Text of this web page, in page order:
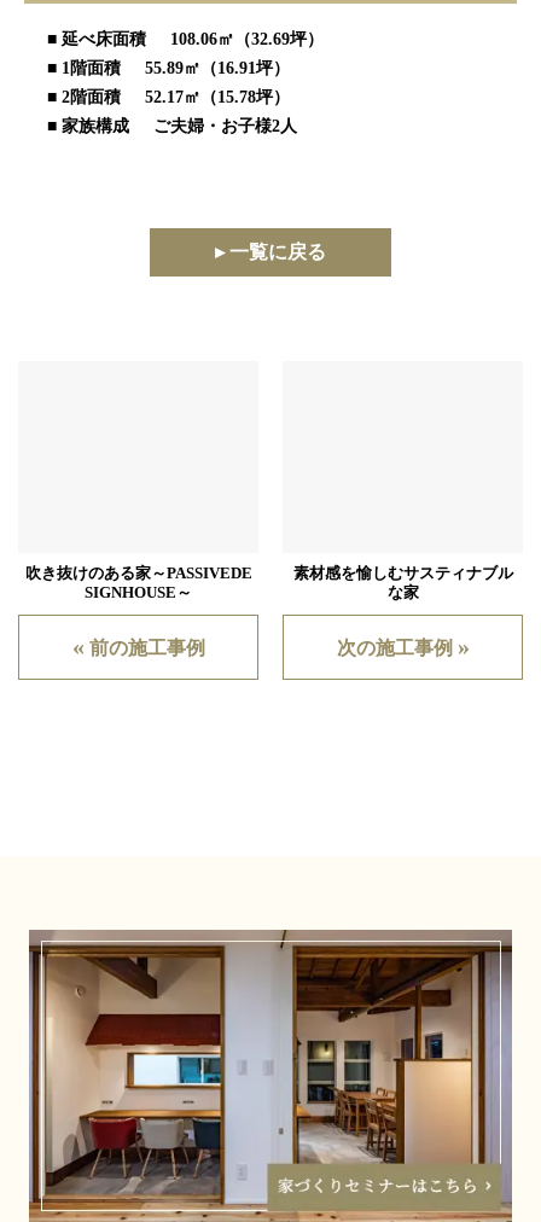
■ 延べ床面積 108.06㎡（32.69坪）
■ 1階面積 55.89㎡（16.91坪）
■ 2階面積 52.17㎡（15.78坪）
■ 家族構成 ご夫婦・お子様2人
▸ 一覧に戻る
吹き抜けのある家～PASSIVEDE
SIGNHOUSE～
« 前の施工事例
素材感を愉しむサスティナブル
な家
次の施工事例 »